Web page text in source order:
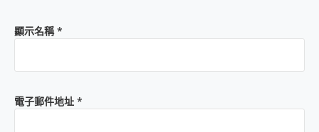
顯示名稱*
電子郵件地址 *